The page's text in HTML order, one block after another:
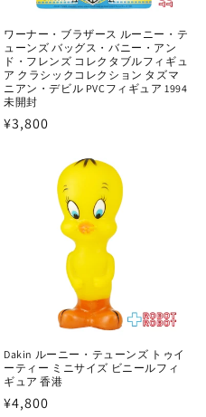
ワーナー・ブラザース ルーニー・テ
ューンズ バッグス・バニー・アン
ド・フレンズ コレクタブルフィギュ
ア クラシックコレクション タズマ
ニアン・デビル PVCフィギュア 1994
未開封
通
¥3,800
Dakin ルーニー・テューンズ トゥイ
ーティー ミニサイズ ビニールフィ
ギュア 香港
通
¥4,800